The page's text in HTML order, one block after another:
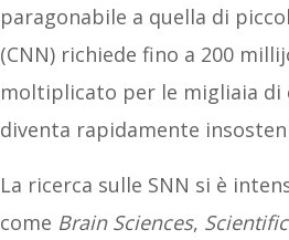
paragonabile a quella di
(CNN) richiede fino a 200
moltiplicato per le migliaia di
diventa rapidamente
La ricerca sulle SNN si è
come Brain Sciences,